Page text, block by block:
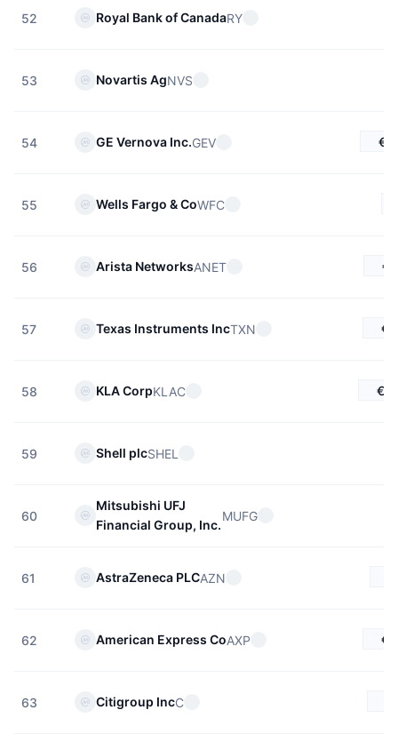
52 Royal Bank of CanadaRY
53 Novartis AgNVS
54 GE Vernova Inc.GEV
55 Wells Fargo & CoWFC
56 Arista NetworksANET
57 Texas Instruments IncTXN
58 KLA CorpKLAC
59 Shell plcSHEL
60
Mitsubishi UFJ
Financial Group, Inc.
MUFG
61 AstraZeneca PLCAZN
62 American Express CoAXP
63 Citigroup IncC